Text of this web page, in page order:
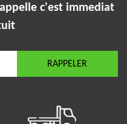
c'est immediat